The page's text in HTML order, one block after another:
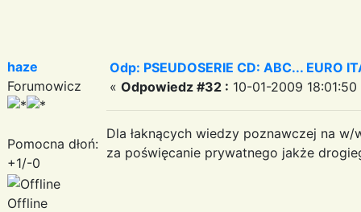
haze
Forumowicz
Pomocna dłoń:
+1/-0
Offline
Odp: PSEUDOSERIE CD: ABC... EURO
« Odpowiedz #32 : 10-01-2009 18:01:50
Dla łaknących wiedzy poznawczej na
za poświęcanie prywatnego jakże